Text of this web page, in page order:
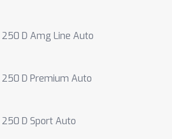
D Amg Line Auto
D Premium Auto
D Sport Auto